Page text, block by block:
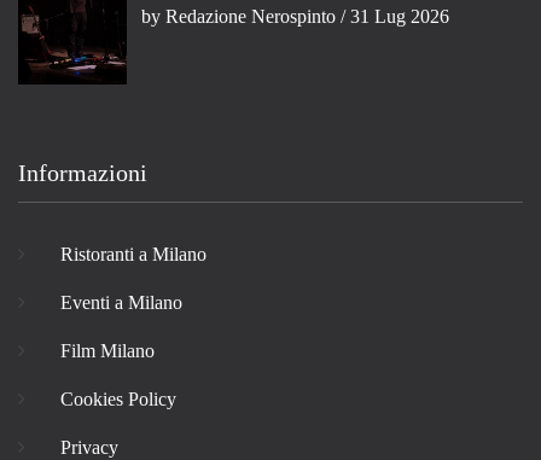
by Redazione Nerospinto / 31 Lug 2026
Informazioni
Ristoranti a Milano
Eventi a Milano
Film Milano
Cookies Policy
Privacy